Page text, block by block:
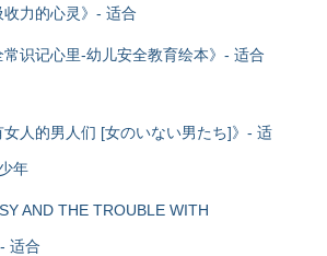
力的心灵》- 适合
识记心里-幼儿安全教育绘本》- 适合
人的男人们 [女のいない男たち]》- 适
年
AND THE TROUBLE WITH
适合